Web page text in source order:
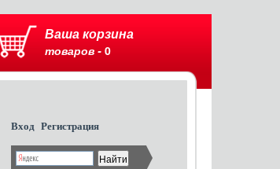
Ваша корзина
товаров - 0
Вход Регистрация